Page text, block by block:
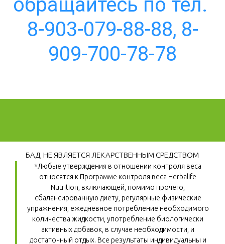
обращайтесь по тел.
8-903-079-88-88, 8-
909-700-78-78
БАД, НЕ ЯВЛЯЕТСЯ ЛЕКАРСТВЕННЫМ СРЕДСТВОМ
*Любые утверждения в отношении контроля веса
относятся к Программе контроля веса Herbalife
Nutrition, включающей, помимо прочего,
сбалансированную диету, регулярные физические
упражнения, ежедневное потребление необходимого
количества жидкости, употребление биологически
активных добавок, в случае необходимости, и
достаточный отдых. Все результаты индивидуальны и